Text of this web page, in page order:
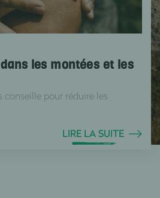
les montées et les
pour réduire les
LIRE LA SUITE